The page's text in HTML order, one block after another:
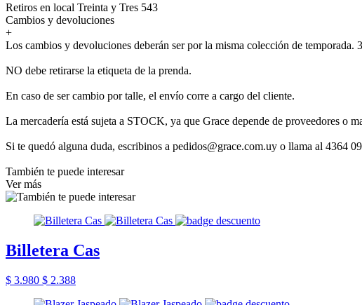
Retiros en local Treinta y Tres 543
Cambios y devoluciones
+
Los cambios y devoluciones deberán ser por la misma colección de temporada.
NO debe retirarse la etiqueta de la prenda.
En caso de ser cambio por talle, el envío corre a cargo del cliente.
La mercadería está sujeta a STOCK, ya que Grace depende de proveedores o
Si te quedó alguna duda, escribinos a pedidos@grace.com.uy o llama al 4364
También te puede interesar
Ver más
Billetera Cas
$ 3.980 $ 2.388